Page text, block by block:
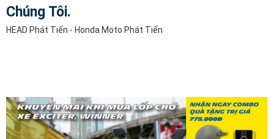
Chúng Tôi.
HEAD Phát Tiến - Honda Moto Phát Tiến